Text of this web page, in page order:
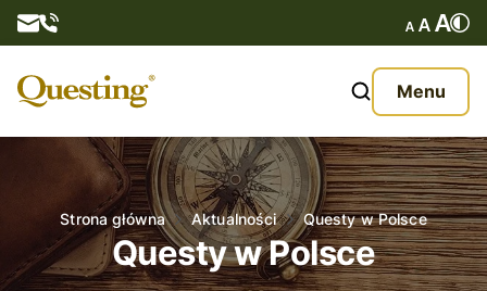
Menu
O nas
Oferta
Aktualności
Strona główna Aktualności Questy w Polsce
Questy w Polsce